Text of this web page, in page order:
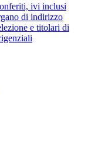
ivi inclusi
di indirizzo
e titolari di